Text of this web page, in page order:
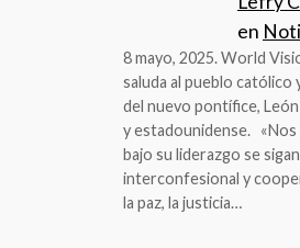
en
8 mayo, 2025. World
saluda al pueblo católico
del nuevo pontífice,
y estadounidense. «Nos
bajo su liderazgo se
interconfesional y
la paz, la justicia…